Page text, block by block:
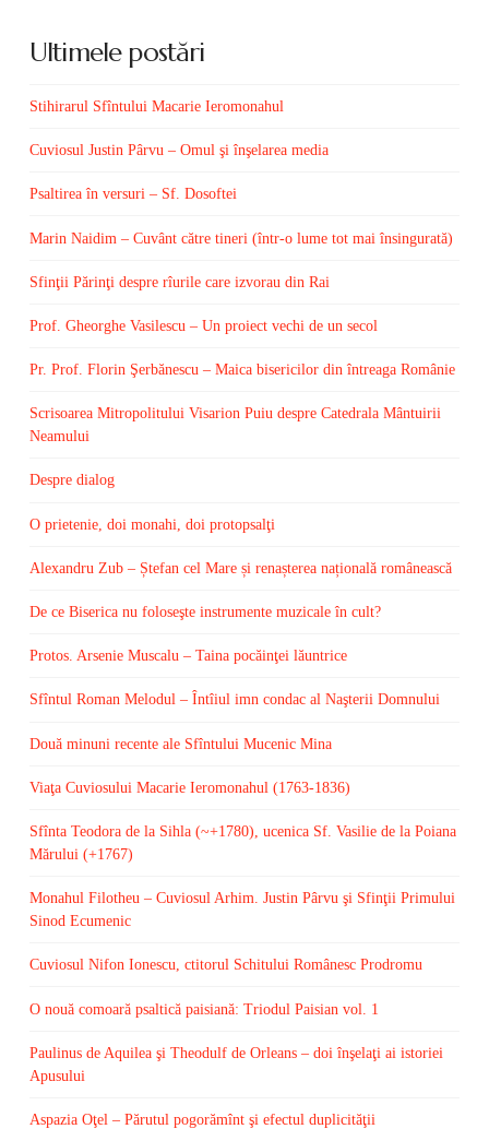
Ultimele postări
Stihirarul Sfîntului Macarie Ieromonahul
Cuviosul Justin Pârvu – Omul şi înşelarea media
Psaltirea în versuri – Sf. Dosoftei
Marin Naidim – Cuvânt către tineri (într-o lume tot mai însingurată)
Sfinţii Părinţi despre rîurile care izvorau din Rai
Prof. Gheorghe Vasilescu – Un proiect vechi de un secol
Pr. Prof. Florin Şerbănescu – Maica bisericilor din întreaga Românie
Scrisoarea Mitropolitului Visarion Puiu despre Catedrala Mântuirii
Neamului
Despre dialog
O prietenie, doi monahi, doi protopsalţi
Alexandru Zub – Ștefan cel Mare și renașterea națională românească
De ce Biserica nu foloseşte instrumente muzicale în cult?
Protos. Arsenie Muscalu – Taina pocăinţei lăuntrice
Sfîntul Roman Melodul – Întîiul imn condac al Naşterii Domnului
Două minuni recente ale Sfîntului Mucenic Mina
Viaţa Cuviosului Macarie Ieromonahul (1763-1836)
Sfînta Teodora de la Sihla (~+1780), ucenica Sf. Vasilie de la Poiana
Mărului (+1767)
Monahul Filotheu – Cuviosul Arhim. Justin Pârvu şi Sfinţii Primului
Sinod Ecumenic
Cuviosul Nifon Ionescu, ctitorul Schitului Românesc Prodromu
O nouă comoară psaltică paisiană: Triodul Paisian vol. 1
Paulinus de Aquilea şi Theodulf de Orleans – doi înşelaţi ai istoriei
Apusului
Aspazia Oţel – Părutul pogorămînt şi efectul duplicităţii